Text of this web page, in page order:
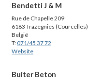
Bendetti J & M
Rue de Chapelle 209
6183 Trazegnies (Courcelles)
België
T:071/45 37 72
Website
Buiter Beton